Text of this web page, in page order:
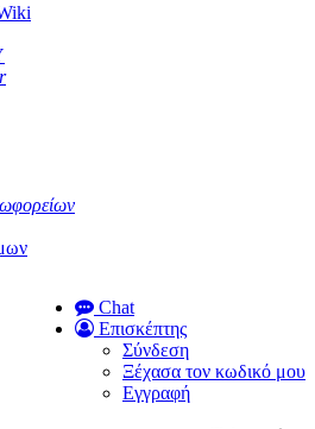
Chat
Επισκέπτης
Σύνδεση
Ξέχασα τον κωδικό μου
Εγγραφή